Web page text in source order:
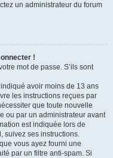
un administrateur du forum
!
mot de passe. S’ils sont
avoir moins de 13 ans
les instructions reçues par
que toute nouvelle
ou par un administrateur avant
est indiquée lors de
suivez ses instructions.
vous ayez fourni une
par un filtre anti-spam. Si